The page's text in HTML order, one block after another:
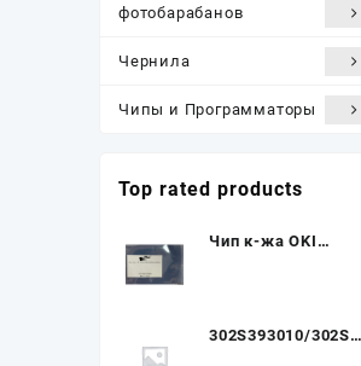
фотобарабанов
Чернила
Чипы и Программаторы
Top rated products
Чип к-жа OKI
302S393010/302S3